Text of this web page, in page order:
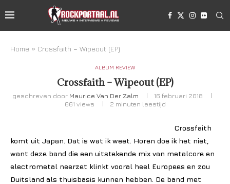
Home » Crossfaith – Wipeout (EP)
ALBUM REVIEW
Crossfaith – Wipeout (EP)
geschreven door Maurice Van Der Zalm
16 februari 2018
661 views 2 minuten leestijd
Crossfaith
komt uit Japan. Dat is wat ik weet. Horen doe ik het niet,
want deze band die een uitstekende mix van metalcore en
electrometal neerzet klinkt vooral heel Europees en zou
Duitsland als thuisbasis kunnen hebben. De band met